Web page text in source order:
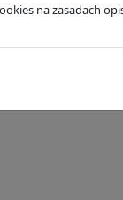
na zasadach